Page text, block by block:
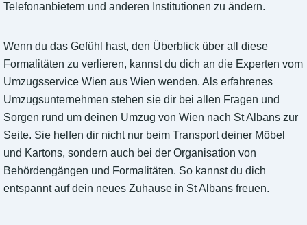
Telefonanbietern und anderen Institutionen zu ändern.
Wenn du das Gefühl hast, den Überblick über all diese
Formalitäten zu verlieren, kannst du dich an die Experten vom
Umzugsservice Wien aus Wien wenden. Als erfahrenes
Umzugsunternehmen stehen sie dir bei allen Fragen und
Sorgen rund um deinen Umzug von Wien nach St Albans zur
Seite. Sie helfen dir nicht nur beim Transport deiner Möbel
und Kartons, sondern auch bei der Organisation von
Behördengängen und Formalitäten. So kannst du dich
entspannt auf dein neues Zuhause in St Albans freuen.